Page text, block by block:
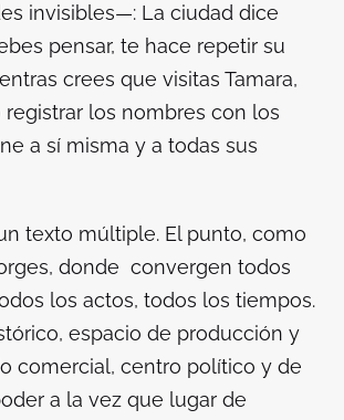
invisibles—: La ciudad dice
pensar, te hace repetir su
crees que visitas Tamara,
registrar los nombres con los
a sí misma y a todas sus
texto múltiple. El punto, como
donde convergen todos
los actos, todos los tiempos.
espacio de producción y
comercial, centro político y de
a la vez que lugar de